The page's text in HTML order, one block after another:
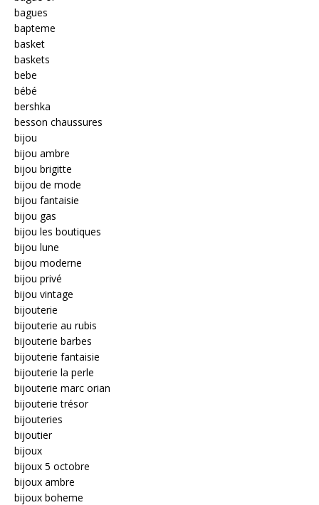
bagues
bapteme
basket
baskets
bebe
bébé
bershka
besson chaussures
bijou
bijou ambre
bijou brigitte
bijou de mode
bijou fantaisie
bijou gas
bijou les boutiques
bijou lune
bijou moderne
bijou privé
bijou vintage
bijouterie
bijouterie au rubis
bijouterie barbes
bijouterie fantaisie
bijouterie la perle
bijouterie marc orian
bijouterie trésor
bijouteries
bijoutier
bijoux
bijoux 5 octobre
bijoux ambre
bijoux boheme